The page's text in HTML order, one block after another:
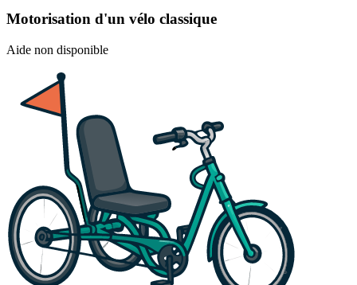
Motorisation d'un vélo classique
Aide non disponible